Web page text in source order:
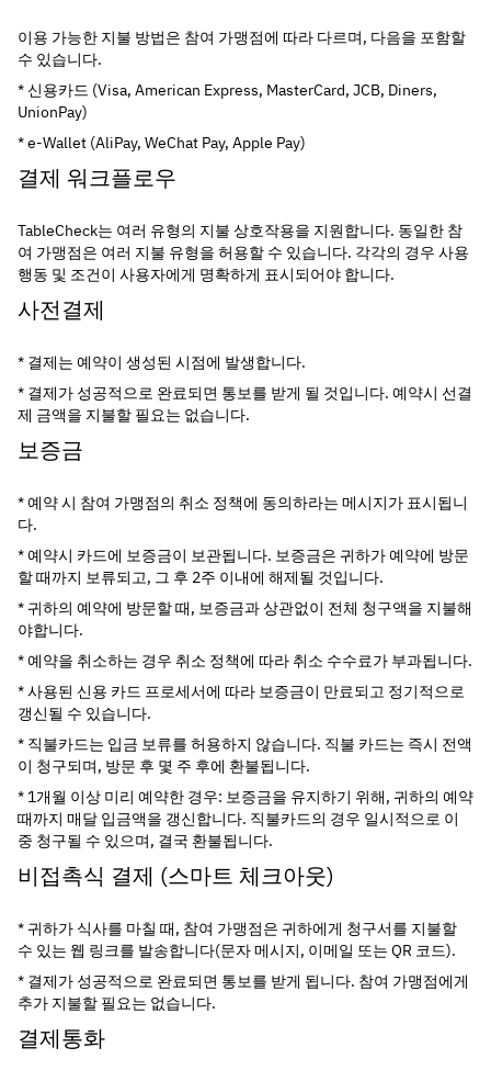
이용 가능한 지불 방법은 참여 가맹점에 따라 다르며, 다음을 포함할
수 있습니다.
* 신용카드 (Visa, American Express, MasterCard, JCB, Diners,
UnionPay)
* e-Wallet (AliPay, WeChat Pay, Apple Pay)
결제 워크플로우
TableCheck는 여러 유형의 지불 상호작용을 지원합니다. 동일한 참
여 가맹점은 여러 지불 유형을 허용할 수 있습니다. 각각의 경우 사용
행동 및 조건이 사용자에게 명확하게 표시되어야 합니다.
사전결제
* 결제는 예약이 생성된 시점에 발생합니다.
* 결제가 성공적으로 완료되면 통보를 받게 될 것입니다. 예약시 선결
제 금액을 지불할 필요는 없습니다.
보증금
* 예약 시 참여 가맹점의 취소 정책에 동의하라는 메시지가 표시됩니
다.
* 예약시 카드에 보증금이 보관됩니다. 보증금은 귀하가 예약에 방문
할 때까지 보류되고, 그 후 2주 이내에 해제될 것입니다.
* 귀하의 예약에 방문할 때, 보증금과 상관없이 전체 청구액을 지불해
야합니다.
* 예약을 취소하는 경우 취소 정책에 따라 취소 수수료가 부과됩니다.
* 사용된 신용 카드 프로세서에 따라 보증금이 만료되고 정기적으로
갱신될 수 있습니다.
* 직불카드는 입금 보류를 허용하지 않습니다. 직불 카드는 즉시 전액
이 청구되며, 방문 후 몇 주 후에 환불됩니다.
* 1개월 이상 미리 예약한 경우: 보증금을 유지하기 위해, 귀하의 예약
때까지 매달 입금액을 갱신합니다. 직불카드의 경우 일시적으로 이
중 청구될 수 있으며, 결국 환불됩니다.
비접촉식 결제 (스마트 체크아웃)
* 귀하가 식사를 마칠 때, 참여 가맹점은 귀하에게 청구서를 지불할
수 있는 웹 링크를 발송합니다(문자 메시지, 이메일 또는 QR 코드).
* 결제가 성공적으로 완료되면 통보를 받게 됩니다. 참여 가맹점에게
추가 지불할 필요는 없습니다.
결제통화